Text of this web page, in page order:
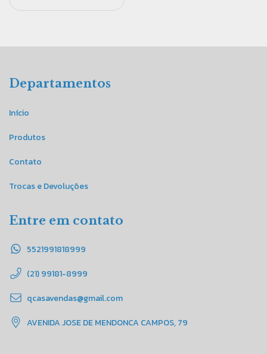
Departamentos
Início
Produtos
Contato
Trocas e Devoluções
Entre em contato
5521991818999
(21) 99181-8999
qcasavendas@gmail.com
AVENIDA JOSE DE MENDONCA CAMPOS, 79